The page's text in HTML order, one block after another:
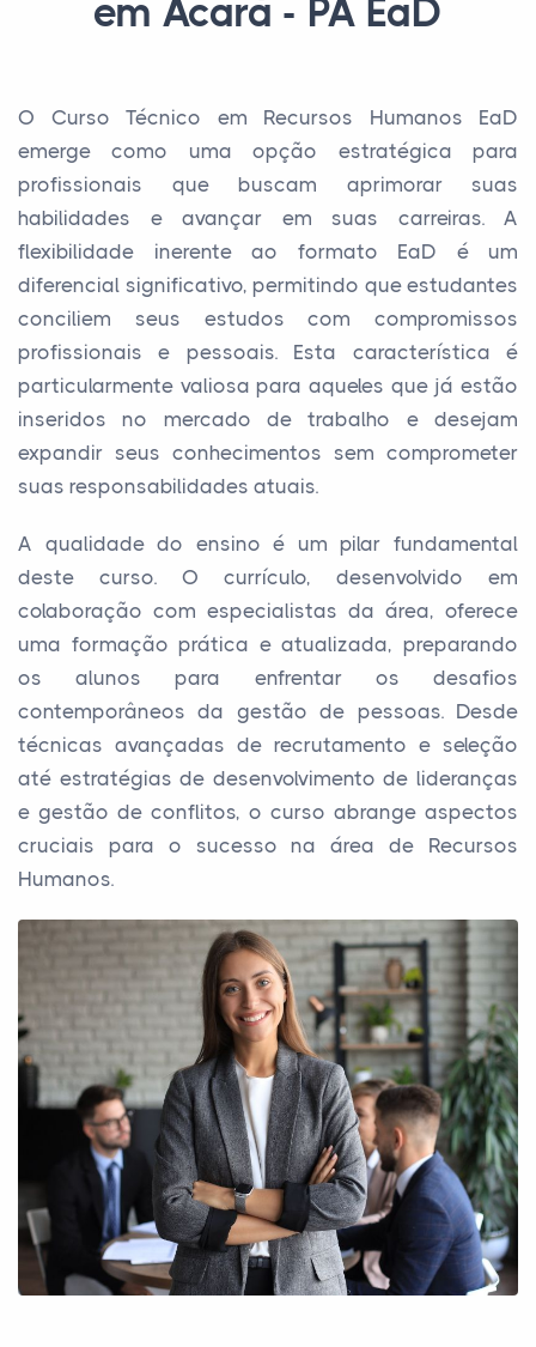
em Acará - PA EaD
O Curso Técnico em Recursos Humanos EaD
emerge como uma opção estratégica para
profissionais que buscam aprimorar suas
habilidades e avançar em suas carreiras. A
flexibilidade inerente ao formato EaD é um
diferencial significativo, permitindo que estudantes
conciliem seus estudos com compromissos
profissionais e pessoais. Esta característica é
particularmente valiosa para aqueles que já estão
inseridos no mercado de trabalho e desejam
expandir seus conhecimentos sem comprometer
suas responsabilidades atuais.
A qualidade do ensino é um pilar fundamental
deste curso. O currículo, desenvolvido em
colaboração com especialistas da área, oferece
uma formação prática e atualizada, preparando
os alunos para enfrentar os desafios
contemporâneos da gestão de pessoas. Desde
técnicas avançadas de recrutamento e seleção
até estratégias de desenvolvimento de lideranças
e gestão de conflitos, o curso abrange aspectos
cruciais para o sucesso na área de Recursos
Humanos.